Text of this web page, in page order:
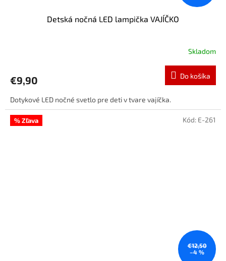
Detská nočná LED lampička VAJÍČKO
Skladom
€9,90 Do košíka
Dotykové LED nočné svetlo pre deti v tvare vajíčka.
% Zľava
€12,50
–4 %
Kód: E-261